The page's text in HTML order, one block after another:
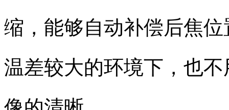
缩，能够自动补偿后焦
温差较大的环境下，也